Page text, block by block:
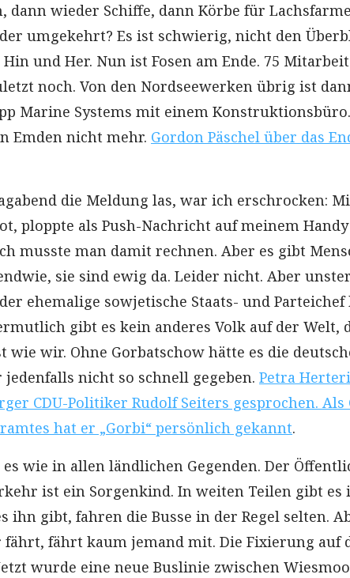
dann wieder Schiffe, dann Körbe für
umgekehrt? Es ist schwierig, nicht den
und Her. Nun ist Fosen am Ende. 75
noch. Von den Nordseewerken übrig ist
Marine Systems mit einem Konstruktionsbüro.
Emden nicht mehr. Gordon Päschel über das
die Meldung las, war ich erschrocken:
ploppte als Push-Nachricht auf meinem
musste man damit rechnen. Aber es gibt
sie sind ewig da. Leider nicht. Aber
ehemalige sowjetische Staats- und Parteichef
gibt es kein anderes Volk auf der Welt,
wie wir. Ohne Gorbatschow hätte es die
nicht so schnell gegeben. Petra
CDU-Politiker Rudolf Seiters gesprochen. Als
hat er „Gorbi“ persönlich gekannt.
wie in allen ländlichen Gegenden. Der
ist ein Sorgenkind. In weiten Teilen gibt es
ihn gibt, fahren die Busse in der Regel selten.
fährt, fährt kaum jemand mit. Die Fixierung auf
wurde eine neue Buslinie zwischen